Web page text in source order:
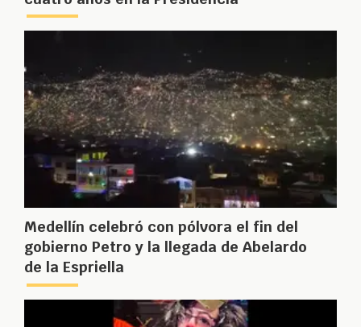
Medellín celebró con pólvora el fin del
gobierno Petro y la llegada de Abelardo
de la Espriella